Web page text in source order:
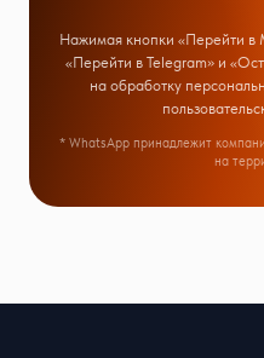
Нажимая кнопки «Перейти
«Перейти в Telegram» и
на обработку
* WhatsApp принадлежит
на